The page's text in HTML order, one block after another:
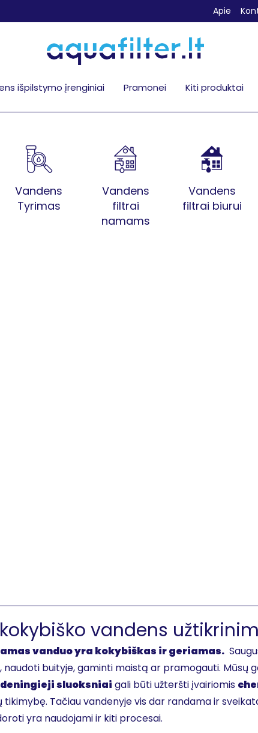
Apie
išpilstymo įrenginiai Pramonei Kiti produktai
Vandens
Tyrimas
Vandens
filtrai
namams
Vandens
filtrai biurui
vandens
vanduo yra kokybiškas ir geriamas.
buityje, gaminti maistą ar pramogauti. Mūsų
sluoksniai gali būti užteršti įvairiomis
Tačiau vandenyje vis dar randama ir
yra naudojami ir kiti procesai.